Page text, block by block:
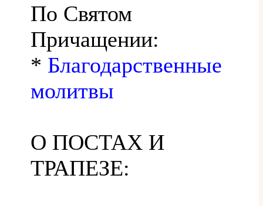
По Святом
Причащении:
* Благодарственные
молитвы
О ПОСТАХ И
ТРАПЕЗЕ: